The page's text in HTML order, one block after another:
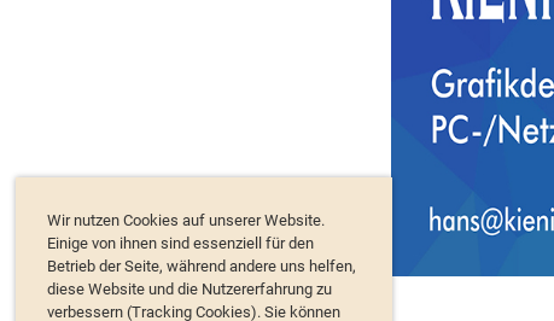
Wir nutzen Cookies auf unserer Website.
Einige von ihnen sind essenziell für den
Betrieb der Seite, während andere uns helfen,
diese Website und die Nutzererfahrung zu
verbessern (Tracking Cookies). Sie können